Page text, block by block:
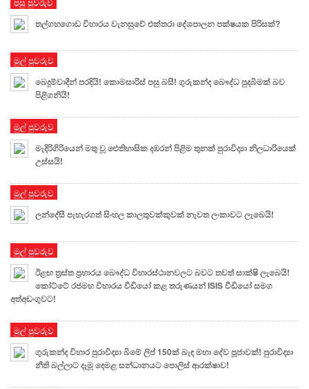
තල්ගහගොඩ විහාරය වැනසුවේ එක්තරා දේශපාලන පක්ෂයක පිරිසක්?
මුල් පුවරුව
බෙදුම්වාදීන් පරදියි! කොමසාරිස් පසු බසී! ගුරුකන්ද බෞද්ධ පුදබිමක් බව
පිළිගනියි!
මුල් පුවරුව
මැදිරිගිරියෙන් මතු වූ ඓතිහාසික දඹරන් පිළිම තුනක් පුරාවිද්‍යා නිලධාරියෙක්
උස්සයි!
මුල් පුවරුව
ලන්දේසී පැහැරගත් සිංහල කාලතුවක්කුවක් නැවත ලංකාවට ලැබෙයි!
මුල් පුවරුව
ඊළඟ ත්‍රස්ත ප්‍රහාරය බෞද්ධ විහාරස්ථානවලට බවට තවත් සාක්ෂි ලැබෙයි!
කෝට්ටේ රජමහ විහාරය වීඩියෝ කළ තරුණයන් ISIS වීඩියෝ සමග
අත්අඩංගුවට!
මුල් පුවරුව
ගුරුකන්ද විහාර පුරාවිද්‍යා බිමේ ලිප් 150ක් බැඳ මහා දේව පූජාවක්! පුරාවිද්‍යා
නීති බල්ලාට දැමූ දෙමළ සන්ධානයට පොලිස් ආරක්ෂාව!